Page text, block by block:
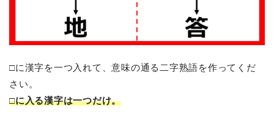
□に漢字を一つ入れて、意味の通る二字熟語を作ってくだ
さい。
□に入る漢字は一つだけ。